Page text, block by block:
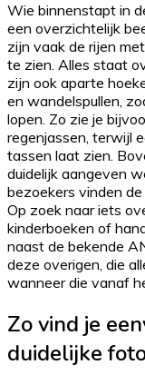
Wie binnenstapt in
een overzichtelijk
zijn vaak de rijen
te zien. Alles staat
zijn ook aparte
en wandelspullen,
lopen. Zo zie je
regenjassen, terwijl
tassen laat zien.
duidelijk aangeven
bezoekers vinden
Op zoek naar iets
kinderboeken of
naast de bekende
deze overigen, die
wanneer die vanaf
Zo vind je
duidelijke